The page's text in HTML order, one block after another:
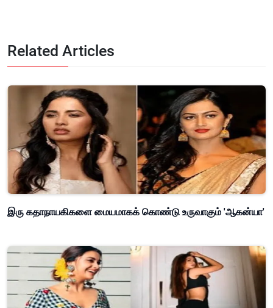
Related Articles
இரு கதாநாயகிகளை மையமாகக் கொண்டு உருவாகும் 'ஆகன்யா'